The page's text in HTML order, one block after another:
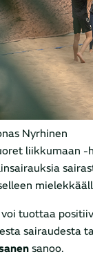
Nyrhinen
liikkumaan
tuottaa
sairaudesta
sanoo.